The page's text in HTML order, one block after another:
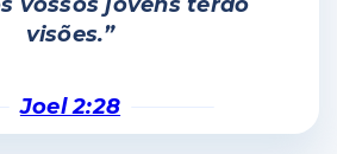
visões.”
Joel 2:28